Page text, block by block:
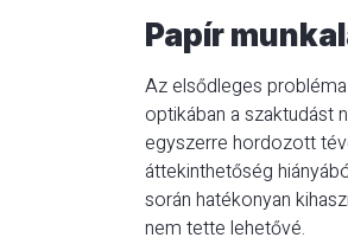
Papír
Az elsődleges
optikában a szaktudást
egyszerre hordozott
áttekinthetőség
során hatékonyan
nem tette lehetővé.